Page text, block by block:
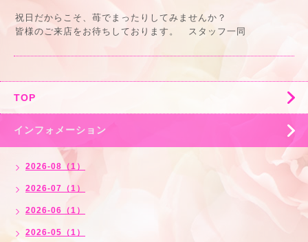
祝日だからこそ、苺でまったりしてみませんか？
皆様のご来店をお待ちしております。 スタッフ一同
TOP
インフォメーション
2026-08（1）
2026-07（1）
2026-06（1）
2026-05（1）